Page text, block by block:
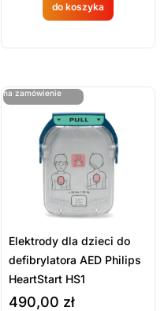
do koszyka
Produkt
na
zamówien
na zamówienie
ostatnie sztuki
Elektrody dla dzieci do
defibrylatora AED Philips
HeartStart HS1
490,00 zł